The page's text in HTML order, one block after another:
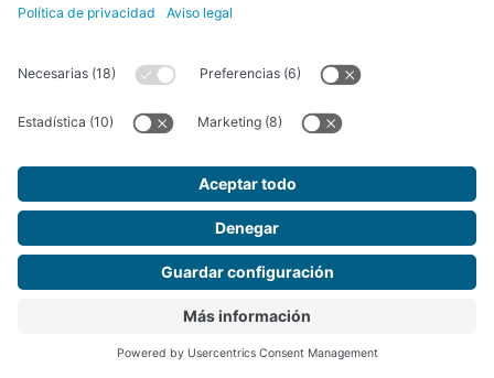
DIPUTACIÓN BIZKAIA/VIZCAYA 2023-2024